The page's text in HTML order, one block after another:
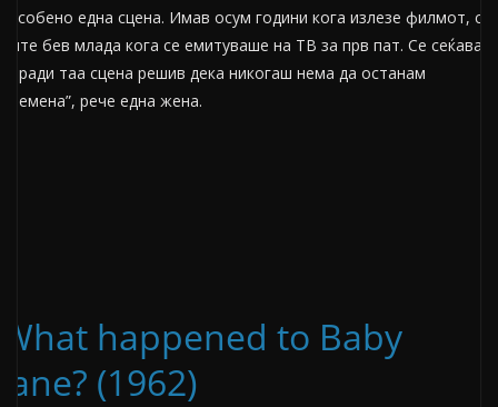
“Особено една сцена. Имав осум години кога излезе филмот, сè
уште бев млада кога се емитуваше на ТВ за прв пат. Се сеќавам
поради таа сцена решив дека никогаш нема да останам
бремена”, рече една жена.
What happened to Baby
Jane? (1962)